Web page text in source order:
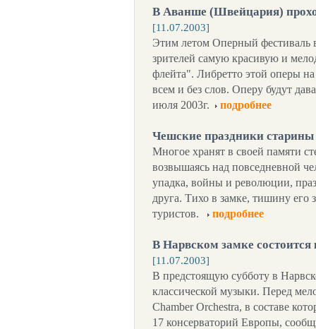
В Аванше (Швейцария)
[11.07.2003]
Этим летом Оперный
зрителей самую красивую и
флейта". Либретто этой оперы
всем и без слов. Оперу будут
июля 2003г.
подробнее
Чешские праздники старины
Многое хранят в своей памяти
возвышаясь над повседневной
упадка, войны и революции,
друга. Тихо в замке, тишину
туристов.
подробнее
В Нарвском замке
[11.07.2003]
В предстоящую субботу в
классической музыки. Перед
Chamber Orchestra, в составе
17 консерваторий Европы,